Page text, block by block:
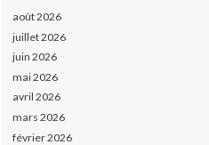
août 2026
juillet 2026
juin 2026
mai 2026
avril 2026
mars 2026
février 2026